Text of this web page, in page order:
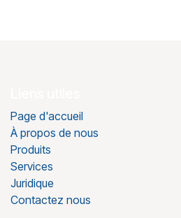
Page d'accueil
À propos de nous
Produits
Services
Juridique
Contactez nous